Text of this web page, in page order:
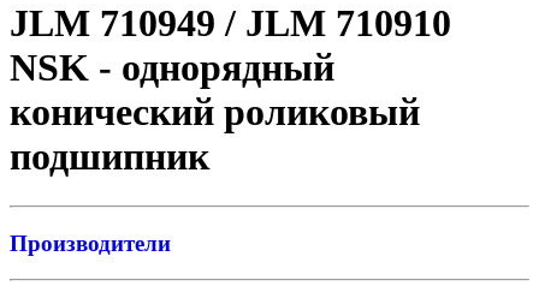
JLM 710949 / JLM 710910
NSK - однорядный
конический роликовый
подшипник
Производители